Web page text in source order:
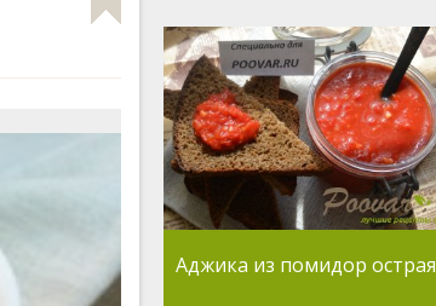
Аджика из помидор острая